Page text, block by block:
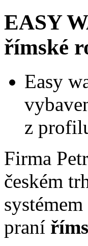
EASY
římské
Easy
z
Firma
českém
praní